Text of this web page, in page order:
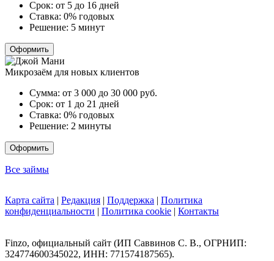
Срок: от 5 до 16 дней
Ставка: 0% годовых
Решение: 5 минут
Оформить
Микрозаём для новых клиентов
Сумма: от 3 000 до 30 000 руб.
Срок: от 1 до 21 дней
Ставка: 0% годовых
Решение: 2 минуты
Оформить
Все займы
Карта сайта | Редакция | Поддержка | Политика
конфиденциальности | Политика cookie | Контакты
Finzo, официальный сайт (ИП Саввинов С. В., ОГРНИП:
324774600345022, ИНН: 771574187565).